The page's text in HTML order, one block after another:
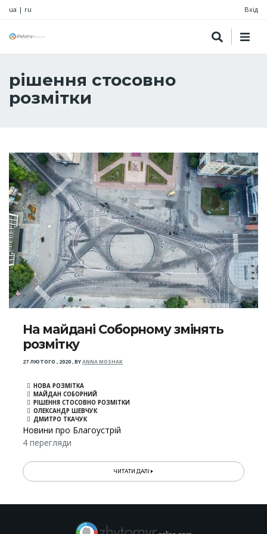
ua | ru Вхід
рішення стосовно
розмітки
На майдані Соборному змінять
розмітку
27 ЛЮТОГО , 2020,BYANNA MOSHAK
НОВА РОЗМІТКА
МАЙДАН СОБОРНИЙ
РІШЕННЯ СТОСОВНО РОЗМІТКИ
ОЛЕКСАНДР ШЕВЧУК
ДМИТРО ТКАЧУК
Новини про Благоустрій
4 перегляди
ЧИТАТИ ДАЛІ